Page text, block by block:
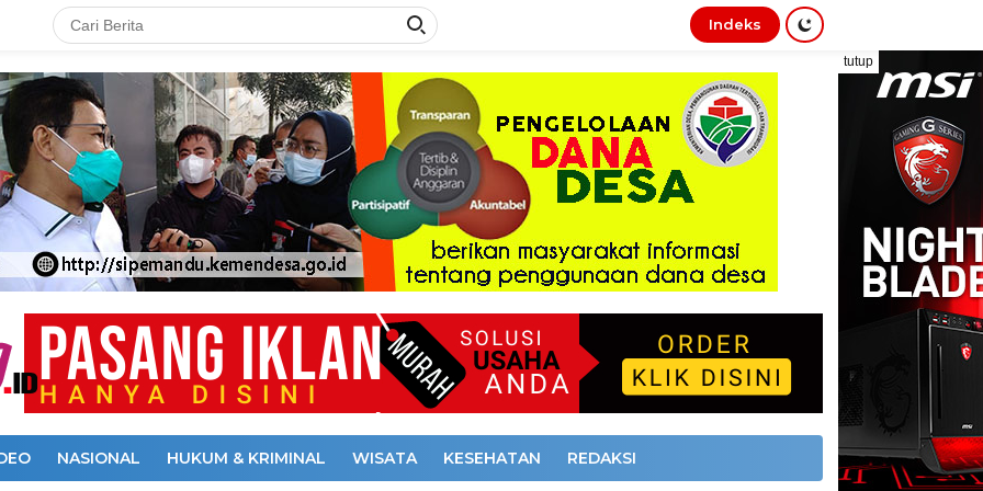
Indeks
tutup
NASIONAL HUKUM & KRIMINAL WISATA KESEHATAN REDAKSI